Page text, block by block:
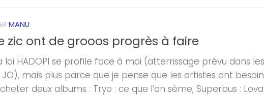
MANU
zic ont de grooos progrès à faire
loi HADOPI se profile face à moi (atterrissage prévu dans
mais plus parce que je pense que les artistes ont
deux albums : Tryo : ce que l’on sème, Superbus :